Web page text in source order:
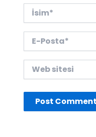
İsim*
Posta*
sitesi